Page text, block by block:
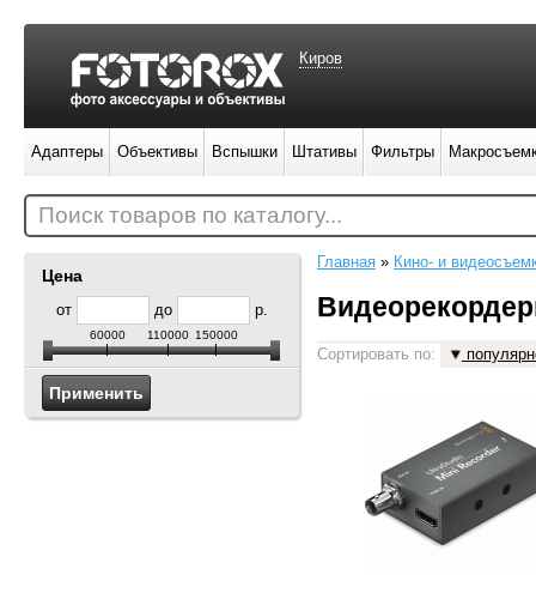
Цена
от до р.
60000 110000 150000
Главная » Кино- и
Сортировать по:
Киров
Адаптеры Объективы Вспышки Штативы Фильтры
Поиск товаров по каталогу...